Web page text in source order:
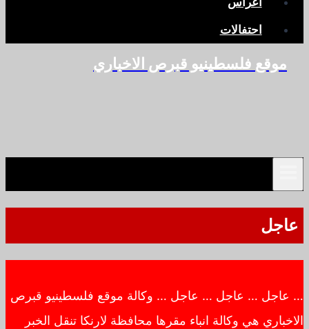
احتفالات
موقع فلسطينيو قبرص الاخباري
عاجل
… عاجل … عاجل … عاجل … وكالة موقع فلسطينيو قبرص
الاخباري هي وكالة انباء مقرها محافظة لارنكا تنقل الخبر